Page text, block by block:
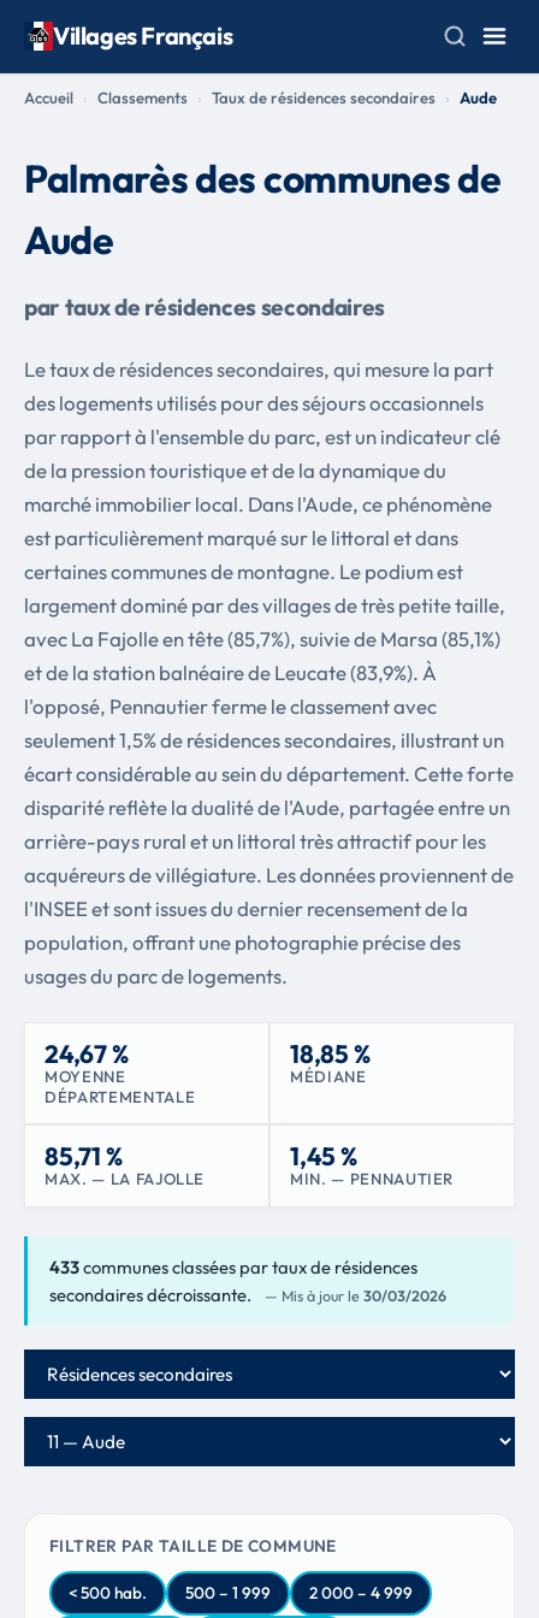
Villages Français
Accueil Classements Taux de résidences secondaires Aude
Palmarès des communes de
Aude
par taux de résidences secondaires
Le taux de résidences secondaires, qui mesure la part
des logements utilisés pour des séjours occasionnels
par rapport à l'ensemble du parc, est un indicateur clé
de la pression touristique et de la dynamique du
marché immobilier local. Dans l'Aude, ce phénomène
est particulièrement marqué sur le littoral et dans
certaines communes de montagne. Le podium est
largement dominé par des villages de très petite taille,
avec La Fajolle en tête (85,7%), suivie de Marsa (85,1%)
et de la station balnéaire de Leucate (83,9%). À
l'opposé, Pennautier ferme le classement avec
seulement 1,5% de résidences secondaires, illustrant un
écart considérable au sein du département. Cette forte
disparité reflète la dualité de l'Aude, partagée entre un
arrière-pays rural et un littoral très attractif pour les
acquéreurs de villégiature. Les données proviennent de
l'INSEE et sont issues du dernier recensement de la
population, offrant une photographie précise des
usages du parc de logements.
24,67 %
MOYENNE
DÉPARTEMENTALE
18,85 %
MÉDIANE
85,71 %
MAX. — LA FAJOLLE
1,45 %
MIN. — PENNAUTIER
433communes classées par taux de résidences
secondaires décroissante.
— Mis à jour le 30/03/2026
Critère de classement
Département
FILTRER PAR TAILLE DE COMMUNE
< 500 hab. 500 – 1 999 2 000 – 4 999